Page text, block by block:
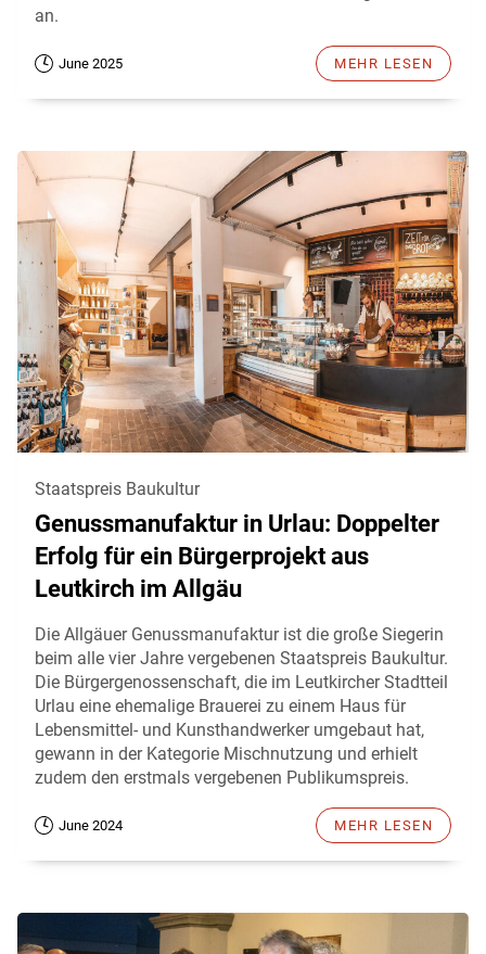
an.
June 2025 MEHR LESEN
Staatspreis Baukultur
Genussmanufaktur in Urlau: Doppelter
Erfolg für ein Bürgerprojekt aus
Leutkirch im Allgäu
Die Allgäuer Genussmanufaktur ist die große Siegerin
beim alle vier Jahre vergebenen Staatspreis Baukultur.
Die Bürgergenossenschaft, die im Leutkircher Stadtteil
Urlau eine ehemalige Brauerei zu einem Haus für
Lebensmittel- und Kunsthandwerker umgebaut hat,
gewann in der Kategorie Mischnutzung und erhielt
zudem den erstmals vergebenen Publikumspreis.
June 2024 MEHR LESEN